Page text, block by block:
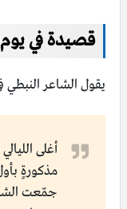
قصيدة في
يقول الشاعر
أغلى
مذكورةٍ
جمّعت